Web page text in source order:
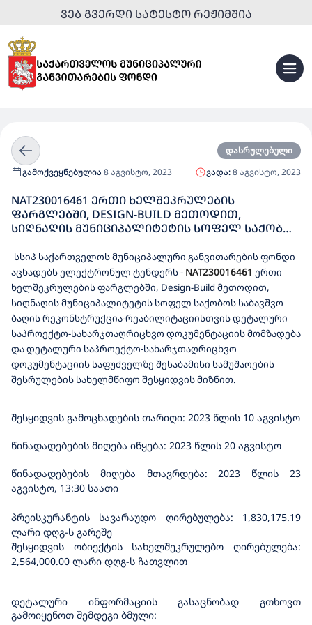
ᲕᲔᲑ ᲒᲕᲔᲠᲓᲘ ᲡᲐᲢᲔᲡᲢᲝ ᲠᲔᲟᲘᲛᲨᲘᲐ
დასრულებული
გამოქვეყნებულია 8 აგვისტო, 2023 ვადა:8 აგვისტო, 2023
NAT230016461 ᲔᲠᲗᲘ ᲮᲔᲚᲨᲔᲙᲠᲣᲚᲔᲑᲘᲡ
ᲤᲐᲠᲒᲚᲔᲑᲨᲘ, DESIGN-BUILD ᲛᲔᲗᲝᲓᲘᲗ,
ᲡᲘᲦᲜᲐᲦᲘᲡ ᲛᲣᲜᲘᲪᲘᲞᲐᲚᲘᲢᲔᲢᲘᲡ ᲡᲝᲤᲔᲚ ᲡᲐᲥᲝᲑᲝᲡ
ᲠᲔᲐᲑᲘᲚᲘᲢᲐᲪᲘᲘᲡᲗᲕᲘᲡ ᲓᲔᲢᲐᲚᲣᲠᲘ ᲡᲐᲞᲠᲝᲔᲥᲢᲝ-
ᲡᲐᲮᲐᲠᲯᲗᲐᲦᲠᲘᲪᲮᲕᲝ ᲓᲝᲙᲣᲛᲔᲜᲢᲐᲪᲘᲘᲡ
ᲛᲝᲛᲖᲐᲓᲔᲑᲐ ᲓᲐ ᲓᲔᲢᲐᲚᲣᲠᲘ ᲡᲐᲞᲠᲝᲔᲥᲢᲝ-
ᲡᲐᲮᲐᲠᲯᲗᲐᲦᲠᲘᲪᲮᲕᲝ ᲓᲝᲙᲣᲛᲔᲜᲢᲐᲪᲘᲘᲡ
ᲡᲐᲤᲣᲫᲕᲔᲚᲖᲔ ᲨᲔᲡᲐᲑᲐᲛᲘᲡᲘ ᲡᲐᲛᲣᲨᲐᲝᲔᲑᲘᲡ
ᲨᲔᲡᲠᲣᲚᲔᲑᲘᲡ ᲡᲐᲮᲔᲚᲛᲬᲘᲤᲝ ᲨᲔᲡᲧᲘᲓᲕᲐ
სსიპ საქართველოს მუნიციპალური განვითარების ფონდი
აცხადებს ელექტრონულ ტენდერს- NAT230016461 ერთი
ხელშეკრულების ფარგლებში, Design-Build მეთოდით,
სიღნაღის მუნიციპალიტეტის სოფელ საქობოს საბავშვო
ბაღის რეკონსტრუქცია-რეაბილიტაციისთვის დეტალური
საპროექტო-სახარჯთაღრიცხვო დოკუმენტაციის მომზადება
და დეტალური საპროექტო-სახარჯთაღრიცხვო
დოკუმენტაციის საფუძველზე შესაბამისი სამუშაოების
შესრულების სახელმწიფო შესყიდვის მიზნით.
შესყიდვის გამოცხადების თარიღი: 2023 წლის 10 აგვისტო
წინადადებების მიღება იწყება: 2023 წლის 20 აგვისტო
წინადადებების მიღება მთავრდება: 2023 წლის 23
აგვისტო, 13:30 საათი
პრეისკურანტის სავარაუდო ღირებულება: 1,830,175.19
ლარი დღგ-ს გარეშე
შესყიდვის ობიექტის სახელშეკრულებო ღირებულება:
2,564,000.00 ლარი დღგ-ს ჩათვლით
დეტალური ინფორმაციის გასაცნობად გთხოვთ
გამოიყენოთ შემდეგი ბმული: